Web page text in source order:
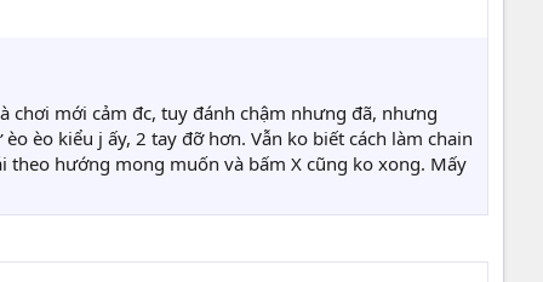
chơi mới cảm đc, tuy đánh chậm nhưng đã, nhưng
èo kiểu j ấy, 2 tay đỡ hơn. Vẫn ko biết cách làm chain
theo hướng mong muốn và bấm X cũng ko xong. Mấy